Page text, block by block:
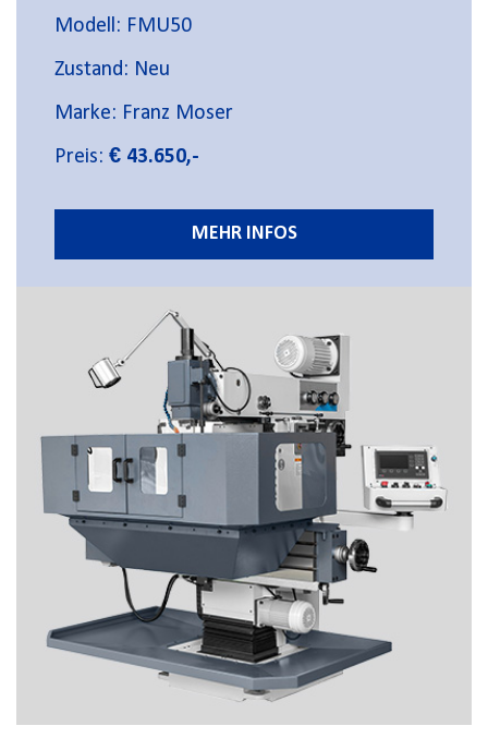
Modell: FMU50
Zustand: Neu
Marke: Franz Moser
Preis: € 43.650,-
MEHR INFOS